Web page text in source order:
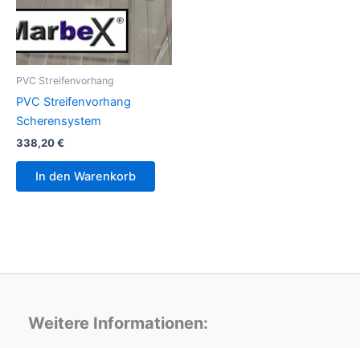
PVC Streifenvorhang
PVC Streifenvorhang
Scherensystem
338,20€
In den Warenkorb
Weitere Informationen: